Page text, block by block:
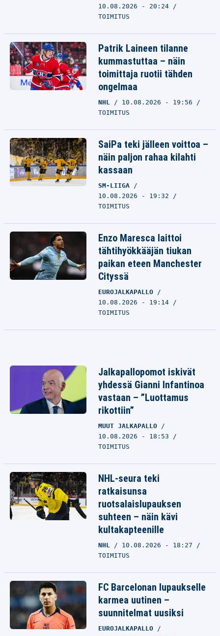
10.08.2026 - 20:24
TOIMITUS
Patrik Laineen tilanne
kummastuttaa – näin
toimittaja ruotii tähden
ongelmaa
NHL
10.08.2026 - 19:56
TOIMITUS
SaiPa teki jälleen voittoa –
näin paljon rahaa kilahti
kassaan
SM-LIIGA
10.08.2026 - 19:32
TOIMITUS
Enzo Maresca laittoi
tähtihyökkääjän tiukan
paikan eteen Manchester
Cityssä
EUROJALKAPALLO
10.08.2026 - 19:14
TOIMITUS
Jalkapallopomot iskivät
yhdessä Gianni Infantinoa
vastaan – ”Luottamus
rikottiin”
MUUT JALKAPALLO
10.08.2026 - 18:53
TOIMITUS
NHL-seura teki
ratkaisunsa
ruotsalaislupauksen
suhteen – näin kävi
kultakapteenille
NHL
10.08.2026 - 18:27
TOIMITUS
FC Barcelonan lupaukselle
karmea uutinen –
suunnitelmat uusiksi
EUROJALKAPALLO